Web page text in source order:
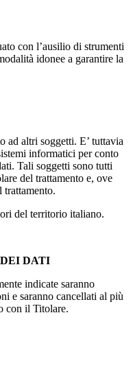
con l’ausilio di strumenti
idonee a garantire la
ad altri soggetti. E’ tuttavia
informatici per conto
Tali soggetti sono tutti
del trattamento e, ove
trattamento.
del territorio italiano.
DATI
indicate saranno
e saranno cancellati al più
con il Titolare.